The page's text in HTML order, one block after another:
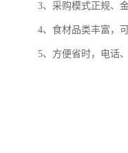
3、采购模式正规、
4、食材品类丰富，
5、方便省时，电话